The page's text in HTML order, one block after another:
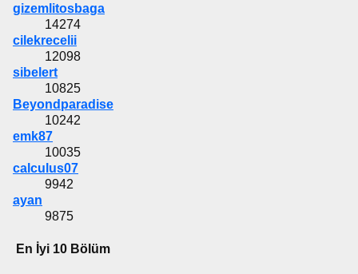
gizemlitosbaga
14274
cilekrecelii
12098
sibelert
10825
Beyondparadise
10242
emk87
10035
calculus07
9942
ayan
9875
En İyi 10 Bölüm